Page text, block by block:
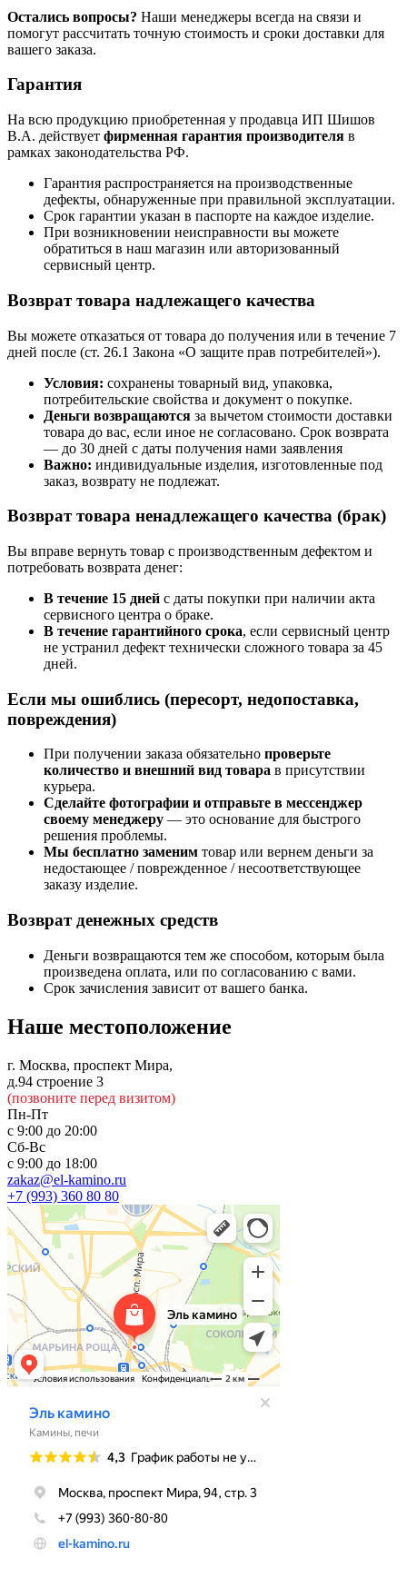
Остались вопросы? Наши менеджеры всегда на связи и
помогут рассчитать точную стоимость и сроки доставки для
вашего заказа.
Гарантия
На всю продукцию приобретенная у продавца ИП Шишов
В.А. действует фирменная гарантия производителя в
рамках законодательства РФ.
Гарантия распространяется на производственные
дефекты, обнаруженные при правильной эксплуатации.
Срок гарантии указан в паспорте на каждое изделие.
При возникновении неисправности вы можете
обратиться в наш магазин или авторизованный
сервисный центр.
Возврат товара надлежащего качества
Вы можете отказаться от товара до получения или в течение 7
дней после (ст. 26.1 Закона «О защите прав потребителей»).
Условия: сохранены товарный вид, упаковка,
потребительские свойства и документ о покупке.
Деньги возвращаются за вычетом стоимости доставки
товара до вас, если иное не согласовано. Срок возврата
— до 30 дней с даты получения нами заявления
Важно: индивидуальные изделия, изготовленные под
заказ, возврату не подлежат.
Возврат товара ненадлежащего качества (брак)
Вы вправе вернуть товар с производственным дефектом и
потребовать возврата денег:
В течение 15 дней с даты покупки при наличии акта
сервисного центра о браке.
В течение гарантийного срока, если сервисный центр
не устранил дефект технически сложного товара за 45
дней.
Если мы ошиблись (пересорт, недопоставка,
повреждения)
При получении заказа обязательно проверьте
количество и внешний вид товара в присутствии
курьера.
Сделайте фотографии и отправьте в мессенджер
своему менеджеру — это основание для быстрого
решения проблемы.
Мы бесплатно заменим товар или вернем деньги за
недостающее / поврежденное / несоответствующее
заказу изделие.
Возврат денежных средств
Деньги возвращаются тем же способом, которым была
произведена оплата, или по согласованию с вами.
Срок зачисления зависит от вашего банка.
Наше местоположение
г. Москва, проспект Мира,
д.94 строение 3
(позвоните перед визитом)
Пн-Пт
с 9:00 до 20:00
Сб-Вс
с 9:00 до 18:00
zakaz@el-kamino.ru
+7 (993) 360 80 80